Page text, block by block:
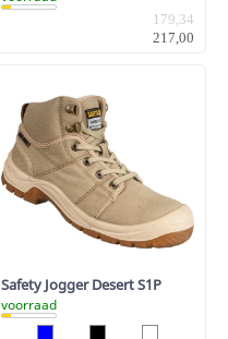
179,34
217,00
Safety Jogger Desert S1P
voorraad